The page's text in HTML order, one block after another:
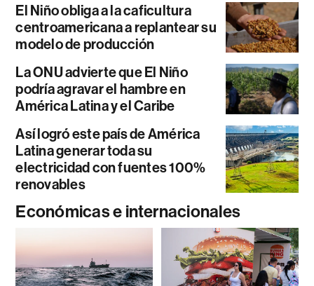
El Niño obliga a la caficultura
centroamericana a replantear su
modelo de producción
La ONU advierte que El Niño
podría agravar el hambre en
América Latina y el Caribe
Así logró este país de América
Latina generar toda su
electricidad con fuentes 100%
renovables
Económicas e internacionales